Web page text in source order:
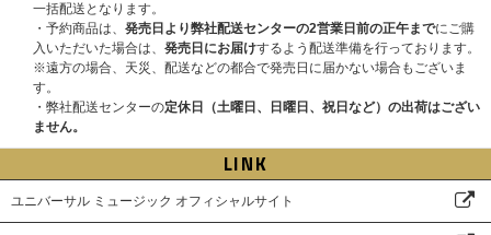
一括配送となります。
・予約商品は、 発売日より弊社配送センターの2営業日前の正午までにご購
入いただいた場合は、 発売日にお届けするよう配送準備を行っております。
※遠方の場合、天災、配送などの都合で発売日に届かない場合もございま
す。
・弊社配送センターの定休日（土曜日、日曜日、祝日など）の出荷はござい
ません。
LINK
ユニバーサル ミュージック オフィシャルサイト